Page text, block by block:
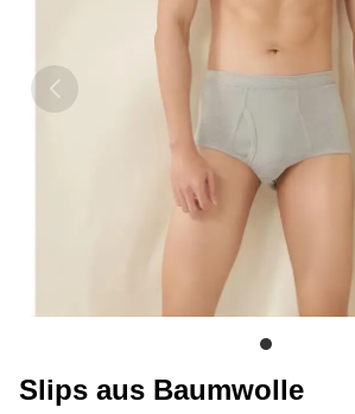
DER FALL
Slips aus Baumwolle